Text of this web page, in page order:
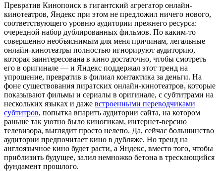
Превратив Кинопоиск в гигантский агрегатор онлайн-
кинотеатров, Яндекс при этом не предложил ничего нового,
соответствующего уровню аудитории прежнего ресурса:
очередной набор дублированных фильмов. По каким-то
совершенно необъяснимым для меня причинам, легальные
онлайн-кинотеатры полностью игнорируют аудиторию,
которая заинтересована в кино достаточно, чтобы смотреть
его в оригинале — и Яндекс поддержал этот тренд на
упрощение, превратив в филиал контактика за деньги. На
фоне существования пиратских онлайн-кинотеатров, которые
показывают фильмы и сериалы в оригинале, с субтитрами на
нескольких языках и даже встроенными переводчиками
субтитров, попытка впарить аудитории сайта, на котором
раньше так уютно было киногикам, интернет-версию
телевизора, выглядит просто нелепо. Да, сейчас большинство
аудитории предпочитает кино в дубляже. Но тренд на
англоязычное кино будет расти, а Яндекс, вместо того, чтобы
приблизить будущее, залил немножко бетона в трескающийся
фундамент прошлого.